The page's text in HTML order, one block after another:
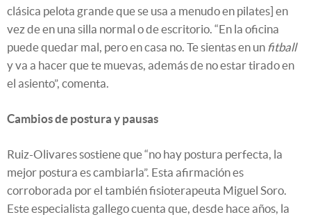
clásica pelota grande que se usa a menudo en pilates] en
vez de en una silla normal o de escritorio. “En la oficina
puede quedar mal, pero en casa no. Te sientas en un fitball
y va a hacer que te muevas, además de no estar tirado en
el asiento”, comenta.
Cambios de postura y pausas
Ruiz-Olivares sostiene que “no hay postura perfecta, la
mejor postura es cambiarla”. Esta afirmación es
corroborada por el también fisioterapeuta Miguel Soro.
Este especialista gallego cuenta que, desde hace años, la